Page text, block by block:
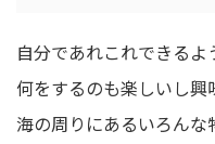
自分であれこれできるよ
何をするのも楽しいし興
海の周りにあるいろん